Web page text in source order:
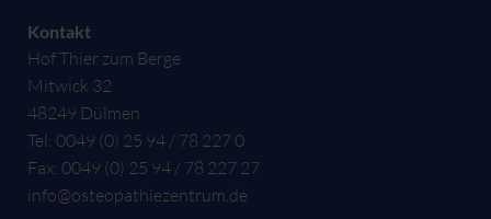
Kontakt
Hof Thier zum Berge
Mitwick 32
48249 Dülmen
Tel: 0049 (0) 25 94 / 78 227 0
Fax: 0049 (0) 25 94 / 78 227 27
info@osteopathiezentrum.de